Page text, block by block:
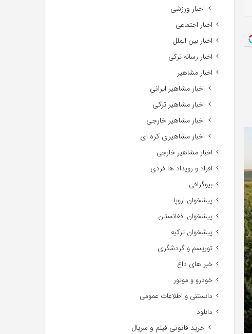
اخبار ورزشی
اخبار اجتماعی
اخبار بین الملل
اخبار رسانه ترکی
اخبار مشاهیر
اخبار مشاهیر ایرانی
اخبار مشاهیر ترکی
اخبار مشاهیر خارجی
اخبار مشاهیری کره ای
اخبار مشاهیر خارجی
افراد و رویداد ها فردی
بیوگرافی
پیشخوان اروپا
پیشخوان افغانستان
پیشخوان ترکیه
توریسم و گردشگری
خبر های داغ
خودرو و موتور
دانستنی و اطلاعات عمومی
دانلود
خرید قانونی فیلم و سریال